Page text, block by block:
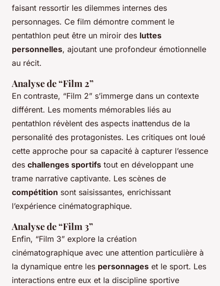
faisant ressortir les dilemmes internes des
personnages. Ce film démontre comment le
pentathlon peut être un miroir des luttes
personnelles, ajoutant une profondeur émotionnelle
au récit.
Analyse de “Film 2”
En contraste, “Film 2” s’immerge dans un contexte
différent. Les moments mémorables liés au
pentathlon révèlent des aspects inattendus de la
personalité des protagonistes. Les critiques ont loué
cette approche pour sa capacité à capturer l’essence
des challenges sportifs tout en développant une
trame narrative captivante. Les scènes de
compétition sont saisissantes, enrichissant
l’expérience cinématographique.
Analyse de “Film 3”
Enfin, “Film 3” explore la création
cinématographique avec une attention particulière à
la dynamique entre les personnages et le sport. Les
interactions entre eux et la discipline sportive